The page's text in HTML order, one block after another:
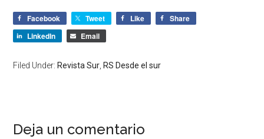
Facebook Tweet Like
Share
LinkedIn
Email
Filed Under: Revista Sur RS Desde el sur
Deja un comentario